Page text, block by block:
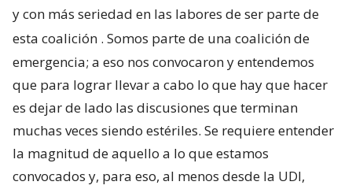
y con más seriedad en las labores de ser parte de
esta coalición . Somos parte de una coalición de
emergencia; a eso nos convocaron y entendemos
que para lograr llevar a cabo lo que hay que hacer
es dejar de lado las discusiones que terminan
muchas veces siendo estériles. Se requiere entender
la magnitud de aquello a lo que estamos
convocados y, para eso, al menos desde la UDI,